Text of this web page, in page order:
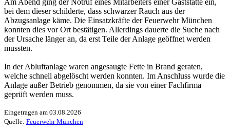
Am Abend ging der Notruf eines Mitarbeiters einer Gaststätte ein,
bei dem dieser schilderte, dass schwarzer Rauch aus der
Abzugsanlage käme. Die Einsatzkräfte der Feuerwehr München
konnten dies vor Ort bestätigen. Allerdings dauerte die Suche nach
der Ursache länger an, da erst Teile der Anlage geöffnet werden
mussten.
In der Abluftanlage waren angesaugte Fette in Brand geraten,
welche schnell abgelöscht werden konnten. Im Anschluss wurde die
Anlage außer Betrieb genommen, da sie von einer Fachfirma
geprüft werden muss.
Eingetragen am 03.08.2026
Quelle: Feuerwehr München